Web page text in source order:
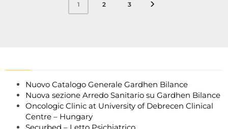
1 2 3
Nuovo Catalogo Generale Gardhen Bilance
Nuova sezione Arredo Sanitario su Gardhen Bilance
Oncologic Clinic at University of Debrecen Clinical
Centre – Hungary